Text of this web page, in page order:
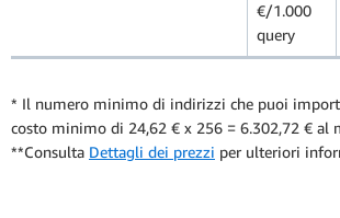
€/1.000
query
* Il numero minimo di indirizzi che puoi
costo minimo di 24,62 € x 256 = 6.302,72 € al
**Consulta Dettagli dei prezzi per ulteriori